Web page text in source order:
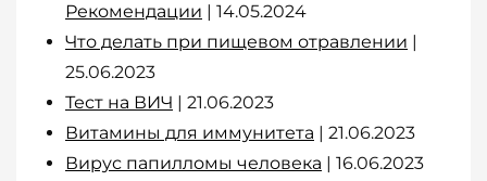
Рекомендации | 14.05.2024
Что делать при пищевом отравлении |
25.06.2023
Тест на ВИЧ | 21.06.2023
Витамины для иммунитета | 21.06.2023
Вирус папилломы человека | 16.06.2023